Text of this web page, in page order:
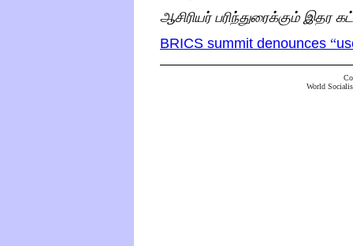
ஆசிரியர் பரிந்துரைக்கும் இதர
BRICS summit denounces “
World